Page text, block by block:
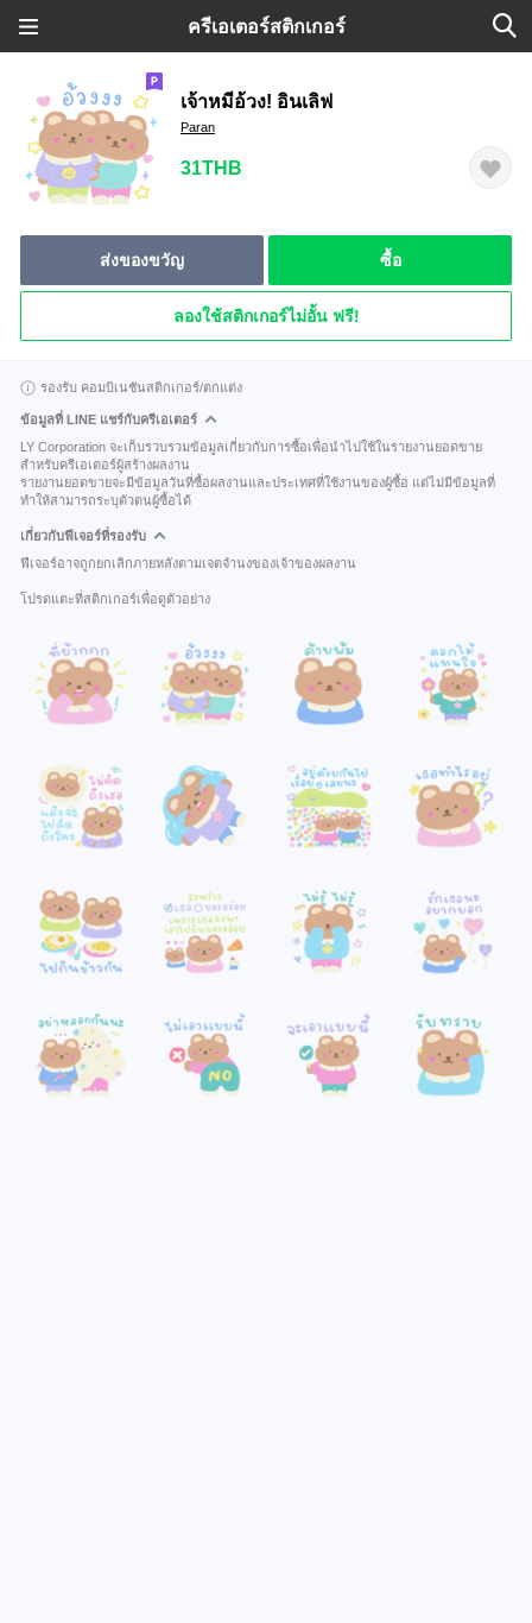
ครีเอเตอร์สติกเกอร์
เจ้าหมีอ้วง! อินเลิฟ
Paran
31THB
ส่งของขวัญ ซื้อ
ลองใช้สติกเกอร์ไม่อั้น ฟรี!
รองรับ คอมบิเนชันสติกเกอร์/ตกแต่ง
ข้อมูลที่ LINE แชร์กับครีเอเตอร์
LY Corporation จะเก็บรวบรวมข้อมูลเกี่ยวกับการซื้อเพื่อนำไปใช้ในรายงานยอดขาย
สำหรับครีเอเตอร์ผู้สร้างผลงาน
รายงานยอดขายจะมีข้อมูลวันที่ซื้อผลงานและประเทศที่ใช้งานของผู้ซื้อ แต่ไม่มีข้อมูลที่
ทำให้สามารถระบุตัวตนผู้ซื้อได้
เกี่ยวกับฟีเจอร์ที่รองรับ
ฟีเจอร์อาจถูกยกเลิกภายหลังตามเจตจำนงของเจ้าของผลงาน
โปรดแตะที่สติกเกอร์เพื่อดูตัวอย่าง